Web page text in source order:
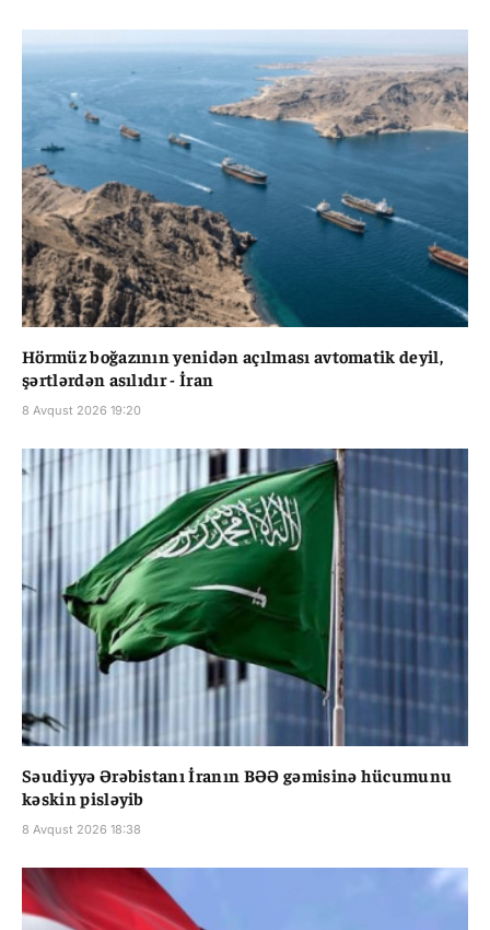
Hörmüz boğazının yenidən açılması avtomatik deyil,
şərtlərdən asılıdır - İran
8 Avqust 2026 19:20
Səudiyyə Ərəbistanı İranın BƏƏ gəmisinə hücumunu
kəskin pisləyib
8 Avqust 2026 18:38